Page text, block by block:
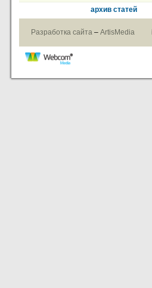
архив статей
Разработка сайта – ArtisMedia